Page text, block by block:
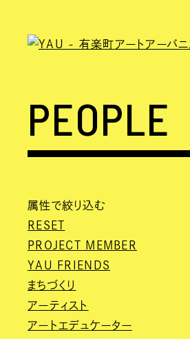
PEOPLE
属性で絞り込む
RESET
PROJECT MEMBER
YAU FRIENDS
まちづくり
アーティスト
アートエデュケーター